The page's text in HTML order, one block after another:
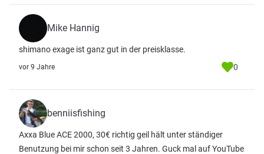
Mike Hannig
shimano exage ist ganz gut in der preisklasse.
vor 9 Jahre 0
benniisfishing
Axxa Blue ACE 2000, 30€ richtig geil hält unter ständiger
Benutzung bei mir schon seit 3 Jahren. Guck mal auf YouTube